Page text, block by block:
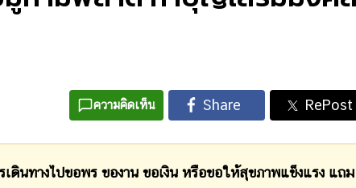
ความคิดเห็น
ดินทางไปขอพร ของาน ขอเงิน หรือขอให้สุขภาพแข็งแรง แถม